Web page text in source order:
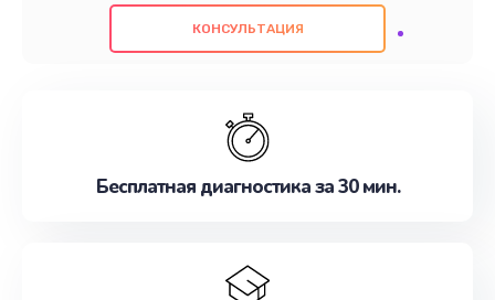
также гарантируем качество всех
проведенных работ. Наша цель - предоставить
наилучшим образом. Не медлите записаться на
КОНСУЛЬТАЦИЯ
Бесплатная диагностика за 30 мин.